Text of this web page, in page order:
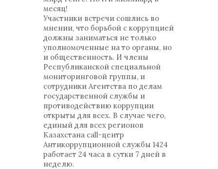
месяц!
Участники встречи сошлись во
мнении, что борьбой с коррупцией
должны заниматься не только
уполномоченные на то органы, но
и общественность. И члены
Республиканской специальной
мониторинговой группы, и
сотрудники Агентства по делам
государственной службы и
противодействию коррупции
открыты для всех. В случае чего,
единый для всех регионов
Казахстана call-центр
Антикоррупционной службы 1424
работает 24 часа в сутки 7 дней в
неделю.